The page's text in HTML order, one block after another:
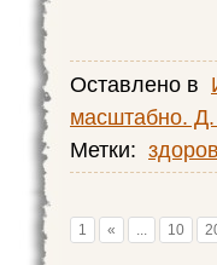
Оставлено в
масштабно.
Метки:
1 « ... 10